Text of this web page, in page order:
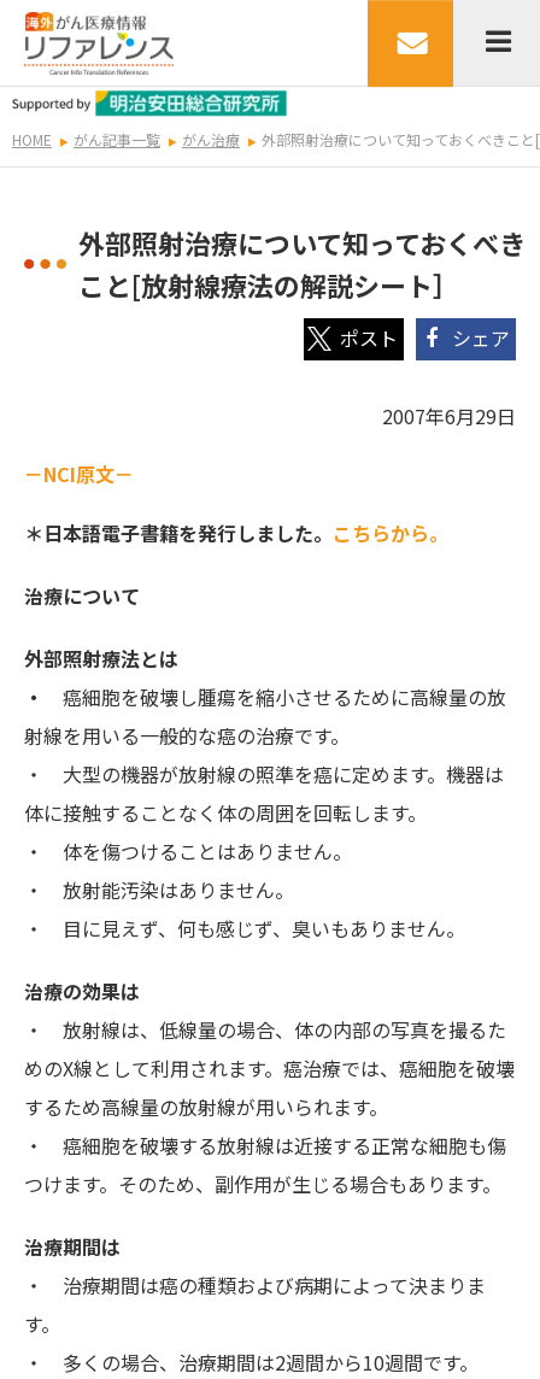
HOME がん記事一覧 がん治療 外部照射治療について知っておくべきこ
外部照射治療について知っておくべき
こと[放射線療法の解説シート］
シェア
2007年6月29日
－NCI原文－
＊日本語電子書籍を発行しました。 こちらから。
治療について
外部照射療法とは
・
癌細胞を破壊し腫瘍を縮小させるために高線量の放
射線を用いる一般的な癌の治療です。
・ 大型の機器が放射線の照準を癌に定めます。機器は
体に接触することなく体の周囲を回転します。
・ 体を傷つけることはありません。
・ 放射能汚染はありません。
・ 目に見えず、何も感じず、臭いもありません。
治療の効果は
・ 放射線は、低線量の場合、体の内部の写真を撮るた
めのX線として利用されます。癌治療では、癌細胞を破壊
するため高線量の放射線が用いられます。
・ 癌細胞を破壊する放射線は近接する正常な細胞も傷
つけます。そのため、副作用が生じる場合もあります。
治療期間は
・ 治療期間は癌の種類および病期によって決まりま
す。
・ 多くの場合、治療期間は2週間から10週間です。